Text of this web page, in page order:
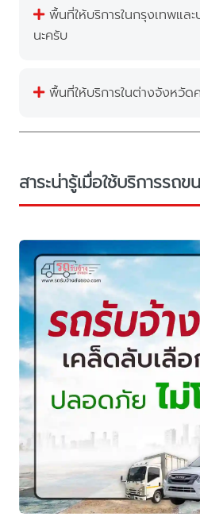
พื้นที่ให้บริการในกรุงเทพแ
นะครับ
พื้นที่ให้บริการในต่างจังหวัด
สาระน่ารู้เมื่อใช้บริการรถ